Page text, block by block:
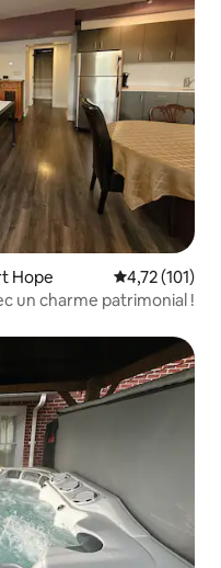
Hope Évaluation
4,72 (101)
un charme patrimonial !